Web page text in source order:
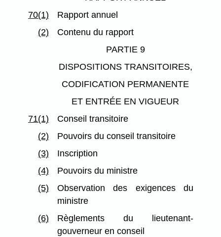
70(1)
Rapport annuel
(2)
Contenu du rapport
PARTIE 9
DISPOSITIONS TRANSITOIRES,
CODIFICATION PERMANENTE
ET ENTRÉE EN VIGUEUR
71(1)
Conseil transitoire
(2)
Pouvoirs du conseil transitoire
(3)
Inscription
(4)
Pouvoirs du ministre
(5)
Observation des exigences du
ministre
(6)
Règlements du lieutenant-
gouverneur en conseil